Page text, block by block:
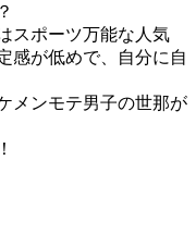
スポーツ万能な人気
感が低めで、自分に自
メンモテ男子の世那が